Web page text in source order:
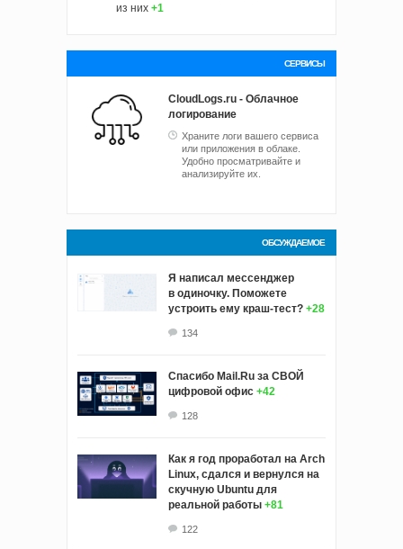
из них +1
СЕРВИСЫ
CloudLogs.ru - Облачное
логирование
Храните логи вашего сервиса
или приложения в облаке.
Удобно просматривайте и
анализируйте их.
ОБСУЖДАЕМОЕ
Я написал мессенджер
в одиночку. Поможете
устроить ему краш‑тест? +28
134
Спасибо Mail.Ru за СВОЙ
цифровой офис +42
128
Как я год проработал на Arch
Linux, сдался и вернулся на
скучную Ubuntu для
реальной работы +81
122